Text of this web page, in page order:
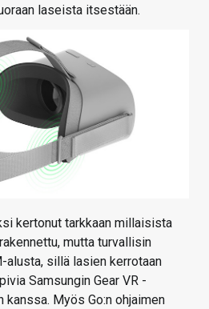
laseista itsestään.
kertonut tarkkaan millaisista
mutta turvallisin
alusta, sillä lasien kerrotaan
Samsungin Gear VR -
Myös Go:n ohjaimen